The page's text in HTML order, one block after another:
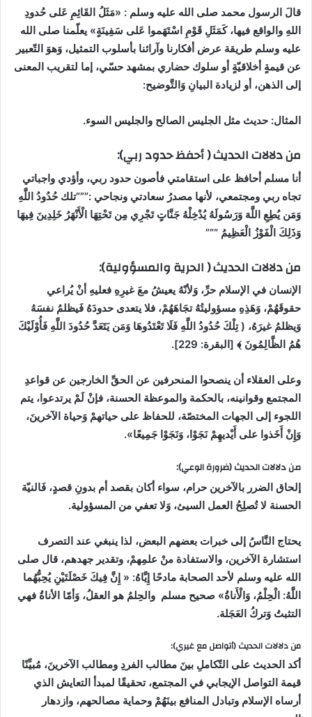
قالَ الرسول محمد صلى الله عليه وسلم : «مَثَلُ القَائِمِ عَلى حُدودِ
اللهِ والواقع فيها، كَمَثَلِ قَوْمِ اسْتَهَموا عَلى سَفِينَةٍ» يعلّمنا صلى الله
عليه وسلم طريقة عرض أفكارنا وآرائنا بأسلوب التمثيل، وَهوَ التّعبير
عن قيمةٍ أخلاقيّةٍ أو سلوك حضاري بمشهد حسّي، إما لتقريب المعنى
إلى الذهن، أو لزيادة البيانِ وَالتَّوضيح:
المثال: حديث مثل الجليس الصالح والجليس السوء.
من دلالات الحديث ( أحفظ حدود ربي):
أنا مسلم أحافظ على استقامتي فأصون حدود ربي، وأؤدي واجباتي
تجاه ربي ومجتمعي، لأنها مصدرُ سعادتي ونجاحي :”””تلك حُدُودُ اللَّهِ
وَمَن يُطِعِ اللَّهَ وَرَسُولَهُ يُدْخِلْهُ جَنَّاتٍ تَجْرِي مِن تَحْتِهَا الْأَنْهَرُ خَلِدِينَ فِيهَا
وَذَلِكَ الْفَوْزُ الْعَظِيمُ “””
من دلالات الحديث ( الحرية والمسؤولية):
الإنسان في الإسلام حرِّ، وَلأنّهُ يعيشُ معَ غيرِهِ فعليهِ أنْ يُراعي
حقوقَهُمْ، وَهَذِهِ مسؤوليتُهُ تجَاهَهُمْ، فلا يتعدى حدودَهُ فَيظلمُ نفسَهُ
وَيظلمُ غيرَهُ، ( تِلْكَ حُدُودُ اللَّهِ فَلَا تَعْتَدُوهَا وَمَن يَتَعَدَّ حُدُودَ اللَّهِ فَأُوْلَيْكَ
هُمُ الظَّالِمُونَ ﴾ [البقرة: 229].
وعلى العقلاء أن ينصحوا المنحرفين عن الحقِّ الخارجين عن قواعدِ
المجتمع وقوانينه، بالحكمة والموعظة الحسنة، فإنْ لَمْ يرتدعوا، يتم
اللجوء إلى الجهات المختصّة، للحفاظ على حياتهمْ وَحياة الآخرينَ،
وَإِنْ أَخَذوا على أَيْديهِمْ نَجَوْا، وَنَجَوْا جَمِيعًا».
من دلالات الحديث (ضرورة الوعي):
إلحاق الضرر بالآخرين حرام، سواء أكان بقصد أم بدونِ قصدٍ، فَالنيّة
الحسنة لا تُصلِحُ العمل السيئ، وَلا تعفي من المسؤولية.
يحتاج النَّاسُ إلى خبرات بعضهم البعض، لذا ينبغي عند التصرف
استشارة الآخرين، والاستفادة منْ علمِهمْ، وتقدير جهدهم، قال صلى
الله عليه وسلم لأحد الصحابة مادحًا إِيَّاهُ: « إِنَّ فِيكَ خَصْلَتَيْنِ يُحِبُّهُما
اللَّهُ: الْحِلْمُ، وَالْأَناةُ» صحيح مسلم والحِلمُ هو العقلُ، وَأمّا الأناةُ فهي
التثبتُ وَتركُ العَجَلة.
من دلالات الحديث (أتواصل مع غيري):
أكد الحديث على التّكاملِ بينَ مطالب الفردِ ومطالب الآخرينَ، مُبيِّنًا
قيمة التواصل الإيجابي في المجتمع، تحقيقًا لمبدأ التعايش الذي
أرساه الإسلام وتبادل المنافع بينَهُمْ وحماية مصالحهم، وازدهار